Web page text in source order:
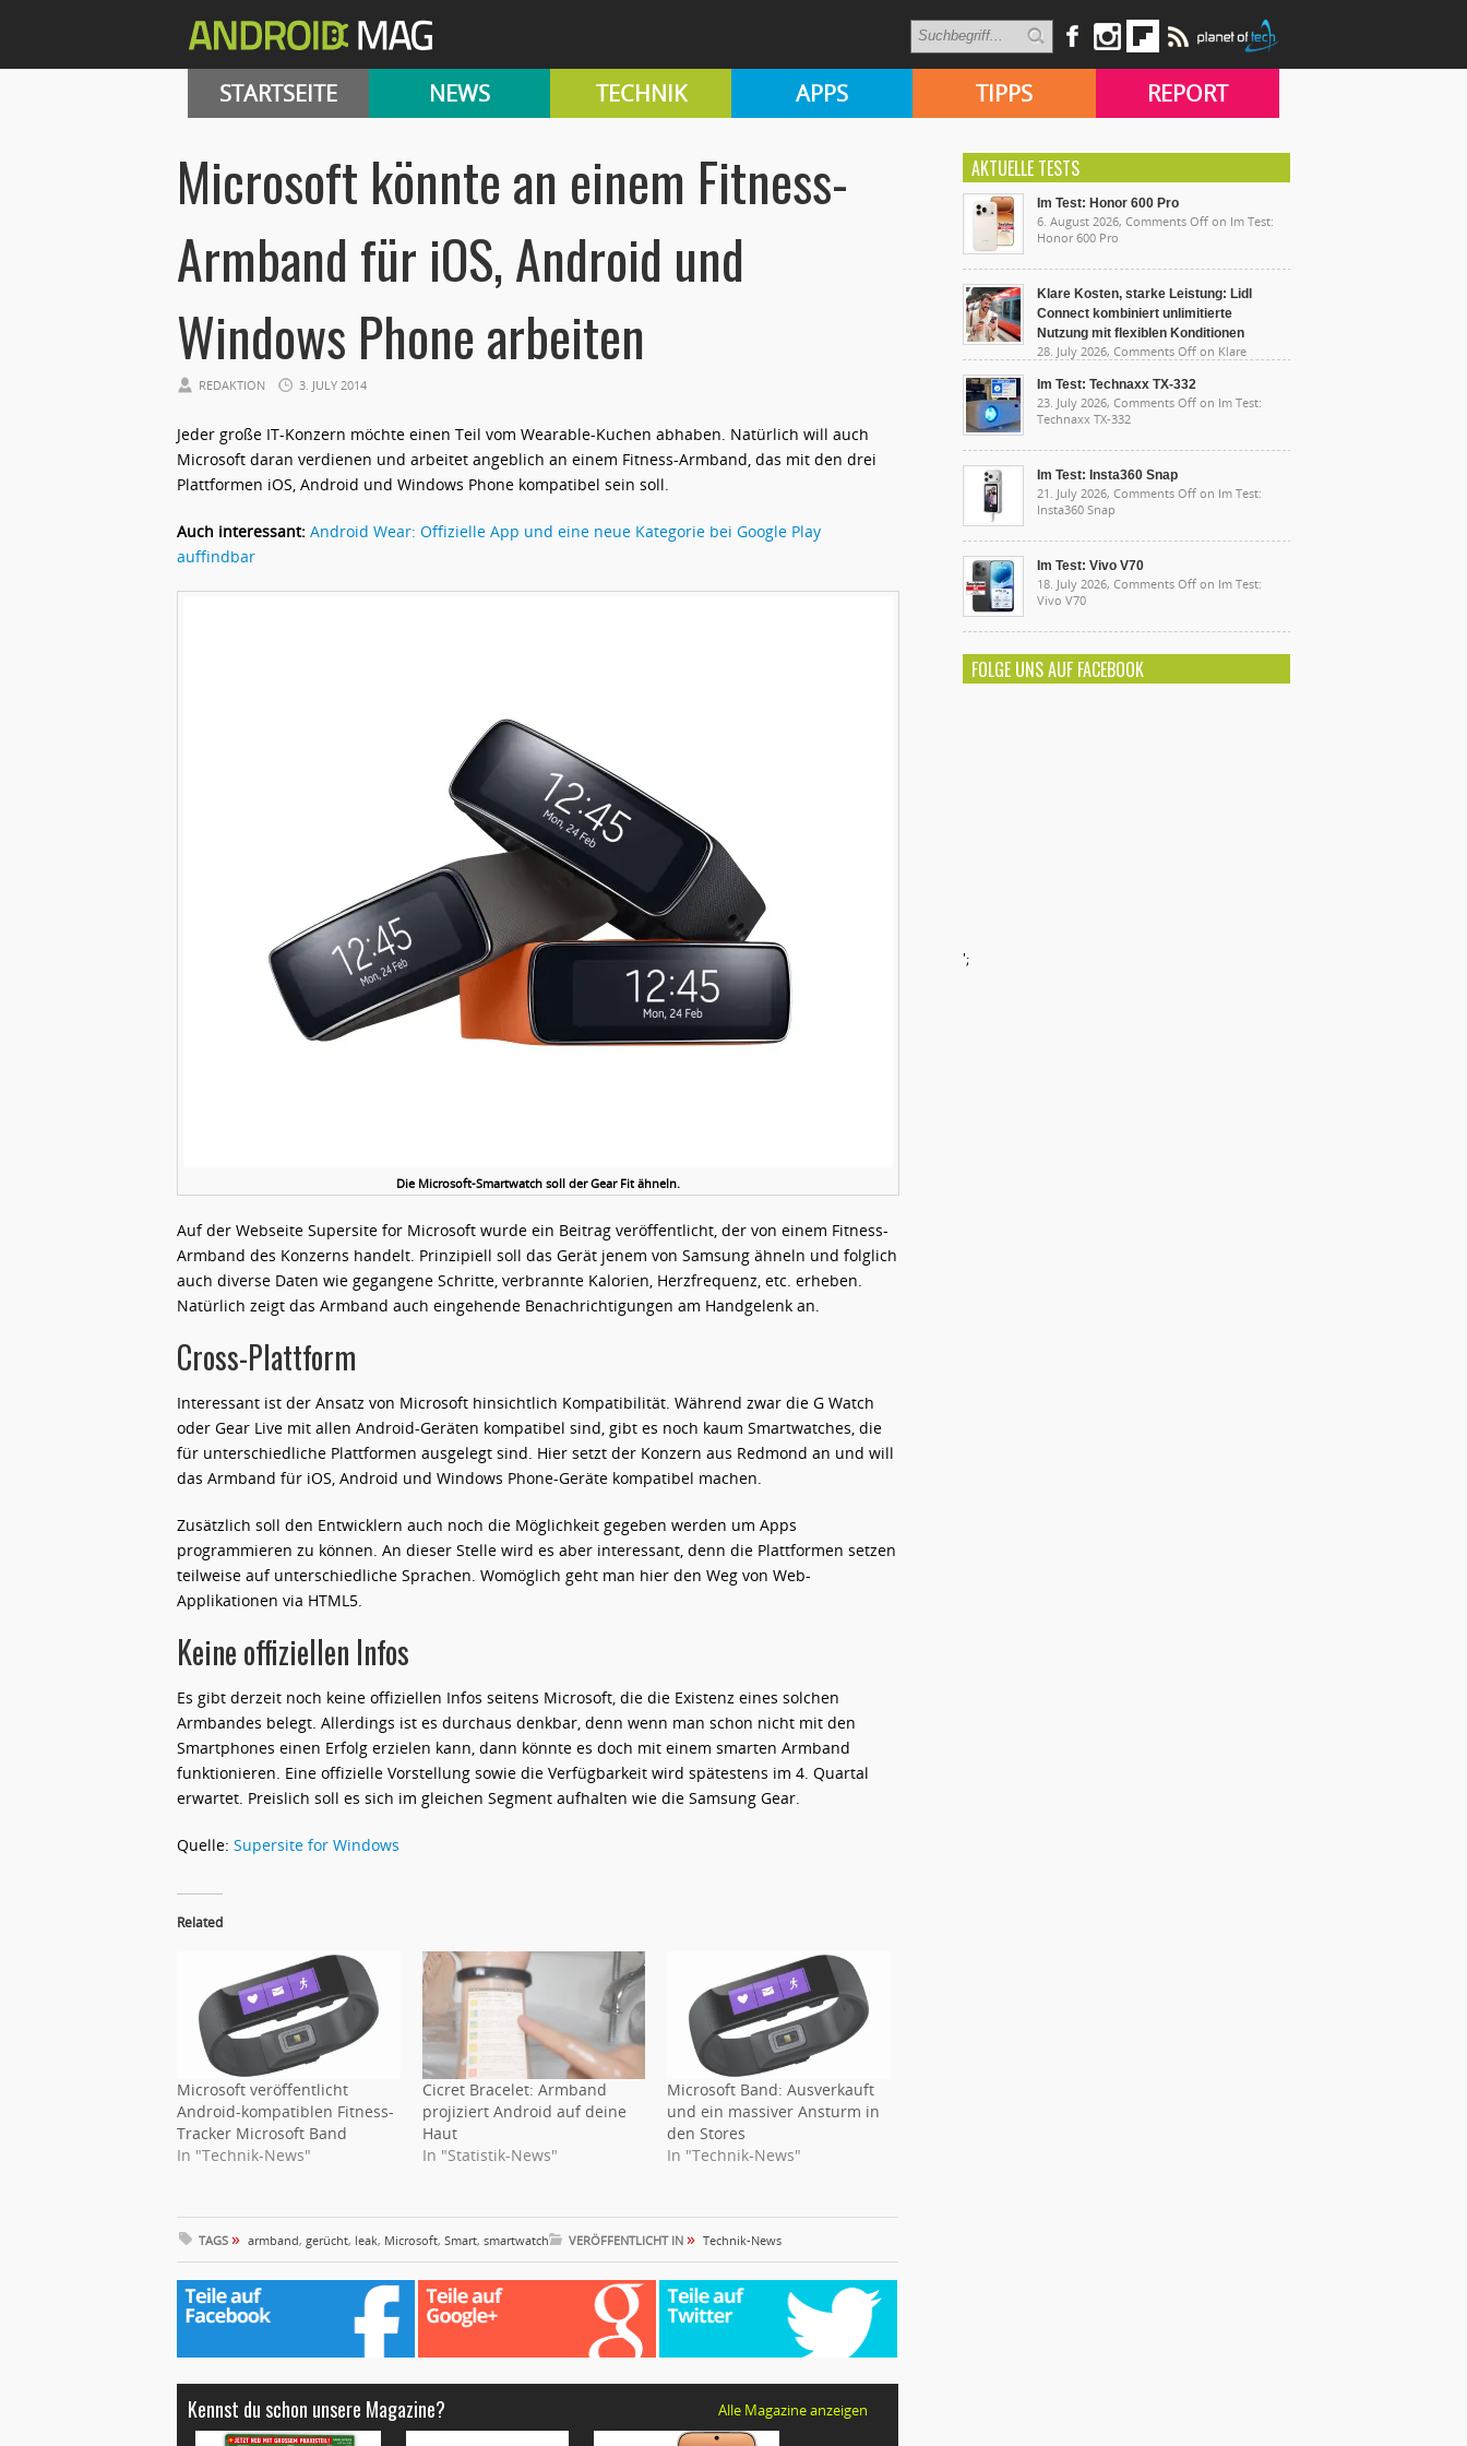
STARTSEITE NEWS TECHNIK APPS TIPPS REPORT
Microsoft könnte an einem Fitness-
Armband für iOS, Android und
Windows Phone arbeiten
REDAKTION 3. JULY 2014
Jeder große IT-Konzern möchte einen Teil vom Wearable-Kuchen abhaben. Natürlich will auch
Microsoft daran verdienen und arbeitet angeblich an einem Fitness-Armband, das mit den drei
Plattformen iOS, Android und Windows Phone kompatibel sein soll.
Auch interessant: Android Wear: Offizielle App und eine neue Kategorie bei Google Play
auffindbar
Die Microsoft-Smartwatch soll der Gear Fit ähneln.
Auf der Webseite Supersite for Microsoft wurde ein Beitrag veröffentlicht, der von einem Fitness-
Armband des Konzerns handelt. Prinzipiell soll das Gerät jenem von Samsung ähneln und folglich
auch diverse Daten wie gegangene Schritte, verbrannte Kalorien, Herzfrequenz, etc. erheben.
Natürlich zeigt das Armband auch eingehende Benachrichtigungen am Handgelenk an.
Cross-Plattform
Interessant ist der Ansatz von Microsoft hinsichtlich Kompatibilität. Während zwar die G Watch
oder Gear Live mit allen Android-Geräten kompatibel sind, gibt es noch kaum Smartwatches, die
für unterschiedliche Plattformen ausgelegt sind. Hier setzt der Konzern aus Redmond an und will
das Armband für iOS, Android und Windows Phone-Geräte kompatibel machen.
Zusätzlich soll den Entwicklern auch noch die Möglichkeit gegeben werden um Apps
programmieren zu können. An dieser Stelle wird es aber interessant, denn die Plattformen setzen
teilweise auf unterschiedliche Sprachen. Womöglich geht man hier den Weg von Web-
Applikationen via HTML5.
Keine offiziellen Infos
Es gibt derzeit noch keine offiziellen Infos seitens Microsoft, die die Existenz eines solchen
Armbandes belegt. Allerdings ist es durchaus denkbar, denn wenn man schon nicht mit den
Smartphones einen Erfolg erzielen kann, dann könnte es doch mit einem smarten Armband
funktionieren. Eine offizielle Vorstellung sowie die Verfügbarkeit wird spätestens im 4. Quartal
erwartet. Preislich soll es sich im gleichen Segment aufhalten wie die Samsung Gear.
Quelle: Supersite for Windows
Related
Microsoft veröffentlicht
Android-kompatiblen Fitness-
Tracker Microsoft Band
In "Technik-News"
Cicret Bracelet: Armband
projiziert Android auf deine
Haut
In "Statistik-News"
Microsoft Band: Ausverkauft
und ein massiver Ansturm in
den Stores
In "Technik-News"
TAGS » armband, gerücht, leak, Microsoft, Smart, smartwatch VERÖFFENTLICHT IN » Technik-News
Kennst du schon unsere Magazine? Alle Magazine anzeigen
AKTUELLE TESTS
Im Test: Honor 600 Pro
6. August 2026, Comments Off on Im Test:
Honor 600 Pro
Klare Kosten, starke Leistung: Lidl
Connect kombiniert unlimitierte
Nutzung mit flexiblen Konditionen
28. July 2026, Comments Off on Klare
unlimitierte Nutzung mit flexiblen Konditionen
Im Test: Technaxx TX-332
23. July 2026, Comments Off on Im Test:
Technaxx TX-332
Im Test: Insta360 Snap
21. July 2026, Comments Off on Im Test:
Insta360 Snap
Im Test: Vivo V70
18. July 2026, Comments Off on Im Test:
Vivo V70
FOLGE UNS AUF FACEBOOK
';